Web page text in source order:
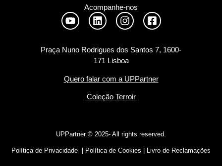
Acompanhe-nos
Praça Nuno Rodrigues dos Santos 7, 1600-
171 Lisboa
Quero falar com a UPPartner
Coleção Terroir
UPPartner © 2025- All rights reserved.
Política de Privacidade Política de Cookies Livro de Reclamações